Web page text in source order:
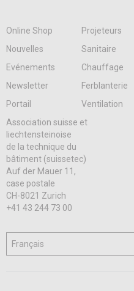
Online Shop
Projeteurs
Nouvelles
Sanitaire
Evénements
Chauffage
Newsletter
Ferblanterie
Portail
Ventilation
Association suisse et
liechtensteinoise
de la technique du
bâtiment (suissetec)
Auf der Mauer 11,
case postale
CH-8021 Zurich
+41 43 244 73 00